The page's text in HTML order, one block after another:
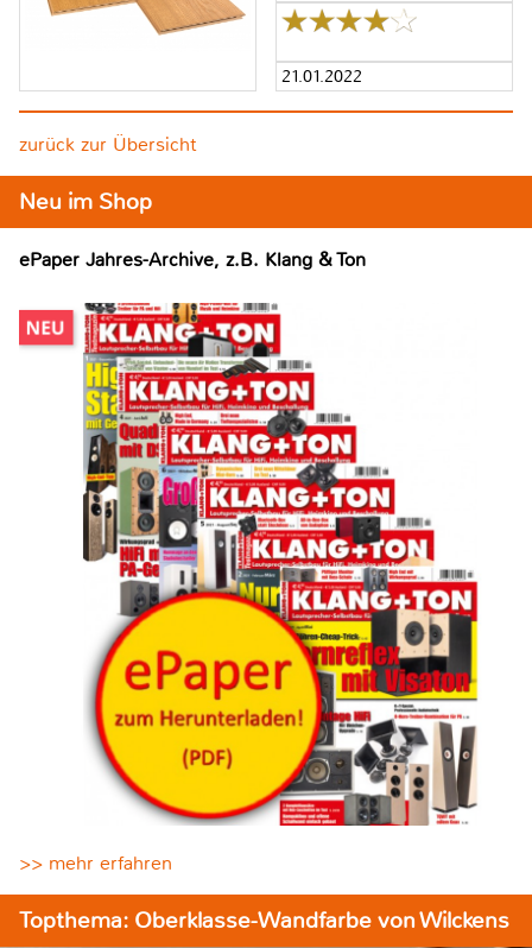
21.01.2022
zurück zur Übersicht
Neu im Shop
ePaper Jahres-Archive, z.B. Klang & Ton
>> mehr erfahren
Topthema: Oberklasse-Wandfarbe von Wilckens